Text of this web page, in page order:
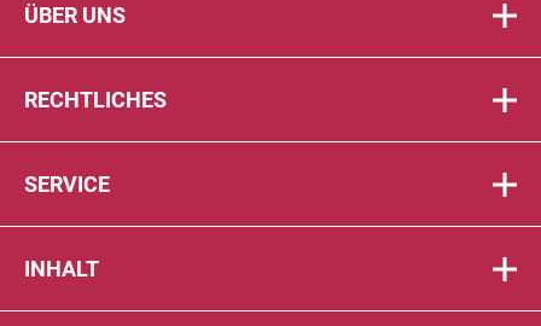
ÜBER UNS
RECHTLICHES
SERVICE
INHALT